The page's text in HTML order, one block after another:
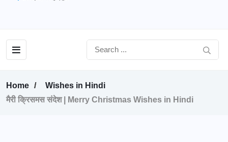
Home
Wishes in Hindi
मैरी क्रिसमस संदेश | Merry Christmas Wishes in Hindi